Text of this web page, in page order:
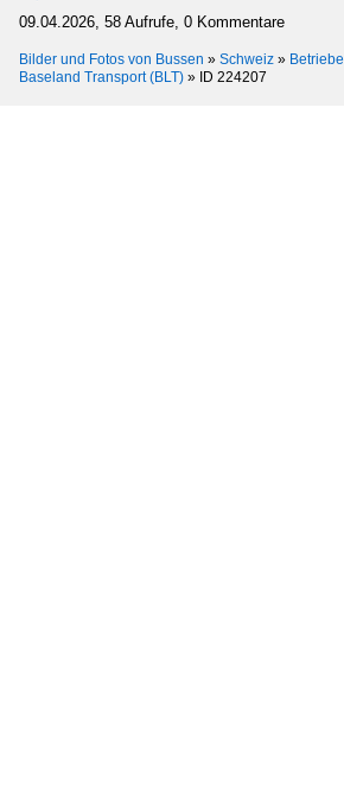
09.04.2026, 58 Aufrufe, 0 Kommentare
Bilder und Fotos von Bussen » Schweiz » Betriebe
Baseland Transport (BLT) » ID 224207